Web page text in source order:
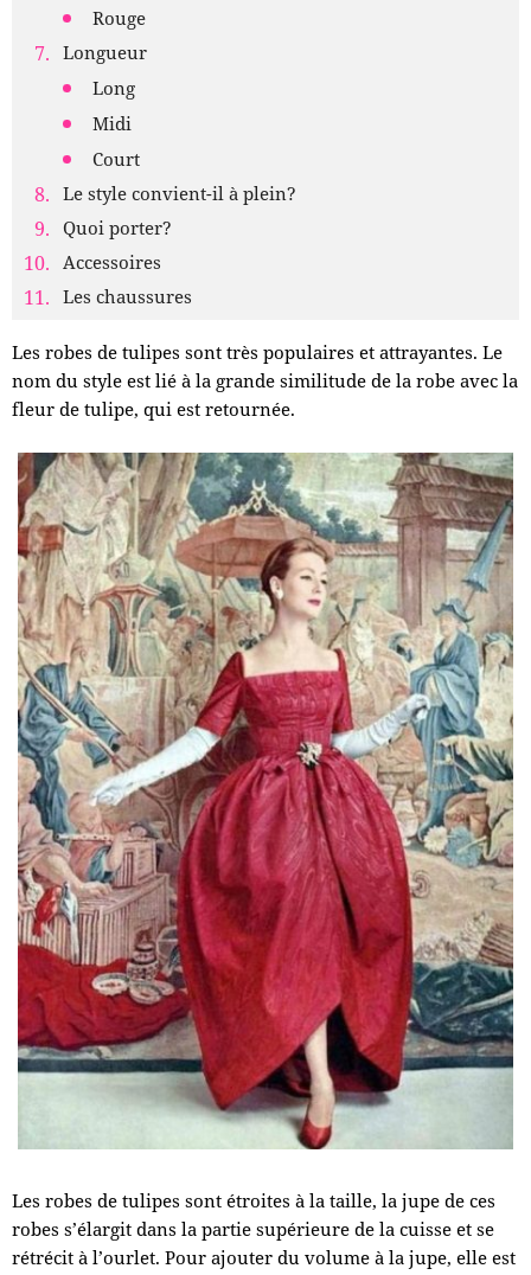
Rouge
Longueur
Long
Midi
Court
Le style convient-il à plein?
Quoi porter?
Accessoires
Les chaussures
Les robes de tulipes sont très populaires et attrayantes. Le
nom du style est lié à la grande similitude de la robe avec la
fleur de tulipe, qui est retournée.
Les robes de tulipes sont étroites à la taille, la jupe de ces
robes s’élargit dans la partie supérieure de la cuisse et se
rétrécit à l’ourlet. Pour ajouter du volume à la jupe, elle est